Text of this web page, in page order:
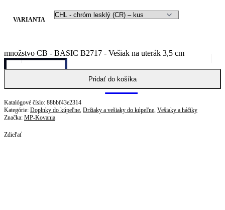
VARIANTA
množstvo CB - BASIC B2717 - Vešiak na uterák 3,5 cm
Pridať do košíka
88bbf43e2314
Kategórie: Doplnky do kúpeľne, Držiaky a vešiaky do kúpeľne, Vešiaky a háčiky
Značka: MP-Kovania
Zdieľať